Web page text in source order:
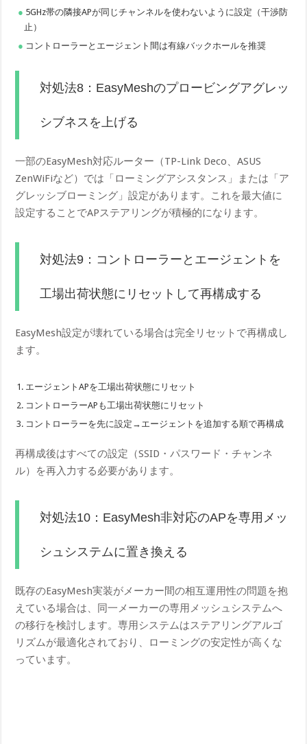
5GHz帯の隣接APが同じチャンネルを使わないように設定（干渉防
止）
コントローラーとエージェント間は有線バックホールを推奨
対処法8：EasyMeshのプロービングアグレッ
シブネスを上げる
一部のEasyMesh対応ルーター（TP-Link Deco、ASUS
ZenWiFiなど）では「ローミングアシスタンス」または「ア
グレッシブローミング」設定があります。これを最大値に
設定することでAPステアリングが積極的になります。
対処法9：コントローラーとエージェントを
工場出荷状態にリセットして再構成する
EasyMesh設定が壊れている場合は完全リセットで再構成し
ます。
エージェントAPを工場出荷状態にリセット
コントローラーAPも工場出荷状態にリセット
コントローラーを先に設定→エージェントを追加する順で再構成
再構成後はすべての設定（SSID・パスワード・チャンネ
ル）を再入力する必要があります。
対処法10：EasyMesh非対応のAPを専用メッ
シュシステムに置き換える
既存のEasyMesh実装がメーカー間の相互運用性の問題を抱
えている場合は、同一メーカーの専用メッシュシステムへ
の移行を検討します。専用システムはステアリングアルゴ
リズムが最適化されており、ローミングの安定性が高くな
っています。